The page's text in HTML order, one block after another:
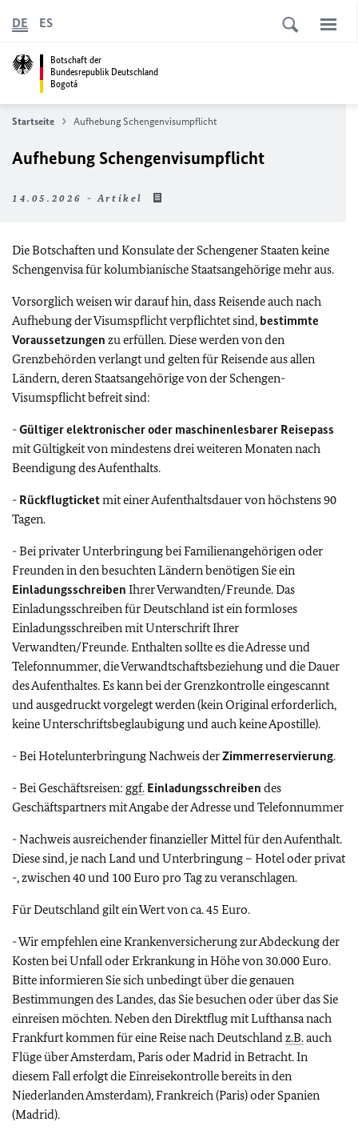
Botschaft der
Bundesrepublik Deutschland
Bogotá
DE ES
Startseite Aufhebung Schengenvisumpflicht
Aufhebung Schengenvisumpflicht
14.05.2026 - Artikel
Die Botschaften und Konsulate der Schengener Staaten keine
Schengenvisa für kolumbianische Staatsangehörige mehr aus.
Vorsorglich weisen wir darauf hin, dass Reisende auch nach
Aufhebung der Visumspflicht verpflichtet sind, bestimmte
Voraussetzungen zu erfüllen. Diese werden von den
Grenzbehörden verlangt und gelten für Reisende aus allen
Ländern, deren Staatsangehörige von der Schengen-
Visumspflicht befreit sind:
-Gültiger elektronischer oder maschinenlesbarer Reisepass
mit Gültigkeit von mindestens drei weiteren Monaten nach
Beendigung des Aufenthalts.
- Rückflugticketmit einer Aufenthaltsdauer von höchstens 90
Tagen.
- Bei privater Unterbringung bei Familienangehörigen oder
Freunden in den besuchten Ländern benötigen Sie ein
Einladungsschreiben Ihrer Verwandten/Freunde. Das
Einladungsschreiben für Deutschland ist ein formloses
Einladungsschreiben mit Unterschrift Ihrer
Verwandten/Freunde. Enthalten sollte es die Adresse und
Telefonnummer, die Verwandtschaftsbeziehung und die Dauer
des Aufenthaltes. Es kann bei der Grenzkontrolle eingescannt
und ausgedruckt vorgelegt werden (kein Original erforderlich,
keine Unterschriftsbeglaubigung und auch keine Apostille).
- Bei Hotelunterbringung Nachweis derZimmerreservierung.
- Bei Geschäftsreisen: ggf. Einladungsschreiben des
Geschäftspartners mit Angabe der Adresse und Telefonnummer
- Nachweis ausreichender finanzieller Mittel für den Aufenthalt.
Diese sind, je nach Land und Unterbringung – Hotel oder privat
-, zwischen 40 und 100 Euro pro Tag zu veranschlagen.
Für Deutschland gilt ein Wert von ca. 45 Euro.
- Wir empfehlen eine Krankenversicherung zur Abdeckung der
Kosten bei Unfall oder Erkrankung in Höhe von 30.000 Euro.
Bitte informieren Sie sich unbedingt über die genauen
Bestimmungen des Landes, das Sie besuchen oder über das Sie
einreisen möchten. Neben den Direktflug mit Lufthansa nach
Frankfurt kommen für eine Reise nach Deutschlandz.B.auch
Flüge über Amsterdam, Paris oder Madrid in Betracht. In
diesem Fall erfolgt die Einreisekontrolle bereits in den
Niederlanden Amsterdam), Frankreich (Paris) oder Spanien
(Madrid).